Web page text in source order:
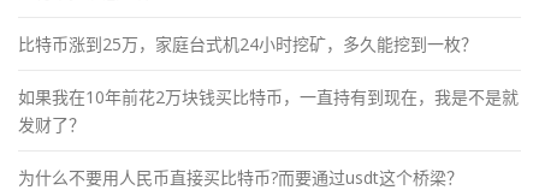
比特币涨到25万，家庭台式机24小时挖矿，多久能挖到一枚？
如果我在10年前花2万块钱买比特币，一直持有到现在，我是不是就
发财了？
为什么不要用人民币直接买比特币?而要通过usdt这个桥梁？